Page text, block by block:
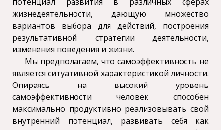
жизнедеятельности, дающую множество
вариантов выбора для действий, построения
результативной стратегии деятельности,
изменения поведения и жизни.
Мы предполагаем, что самоэффективность не
является ситуативной характеристикой личности.
Опираясь на высокий уровень
самоэффективности человек способен
максимально продуктивно реализовывать свой
внутренний потенциал, развивать себя как